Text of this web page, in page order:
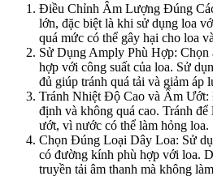
Điều Chỉnh Âm Lượng Đúng
lớn, đặc biệt là khi sử dụng loa
quá mức có thể gây hại cho loa
Sử Dụng Amply Phù Hợp: Chọn
hợp với công suất của loa. Sử
đủ giúp tránh quá tải và giảm áp
Tránh Nhiệt Độ Cao và Ẩm Ướt:
định và không quá cao. Tránh
ướt, vì nước có thể làm hỏng loa.
Chọn Đúng Loại Dây Loa: Sử
có đường kính phù hợp với loa.
truyền tải âm thanh mà không